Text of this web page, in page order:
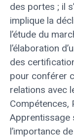
des portes ; il
implique la
l’étude du
l’élaboration
des
pour conférer
relations avec
Compétences,
Apprentissage
l’importance